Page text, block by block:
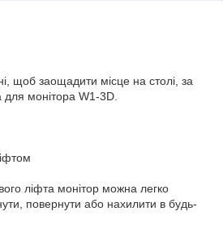
щоб заощадити місце на столі, за
монітора W1-3D.
ліфта монітор можна легко
повернути або нахилити в будь-